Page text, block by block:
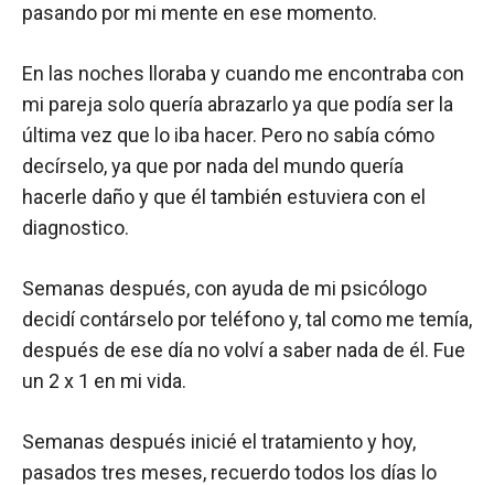
pasando por mi mente en ese momento.
En las noches lloraba y cuando me encontraba con
mi pareja solo quería abrazarlo ya que podía ser la
última vez que lo iba hacer. Pero no sabía cómo
decírselo, ya que por nada del mundo quería
hacerle daño y que él también estuviera con el
diagnostico.
Semanas después, con ayuda de mi psicólogo
decidí contárselo por teléfono y, tal como me temía,
después de ese día no volví a saber nada de él. Fue
un 2 x 1 en mi vida.
Semanas después inicié el tratamiento y hoy,
pasados tres meses, recuerdo todos los días lo